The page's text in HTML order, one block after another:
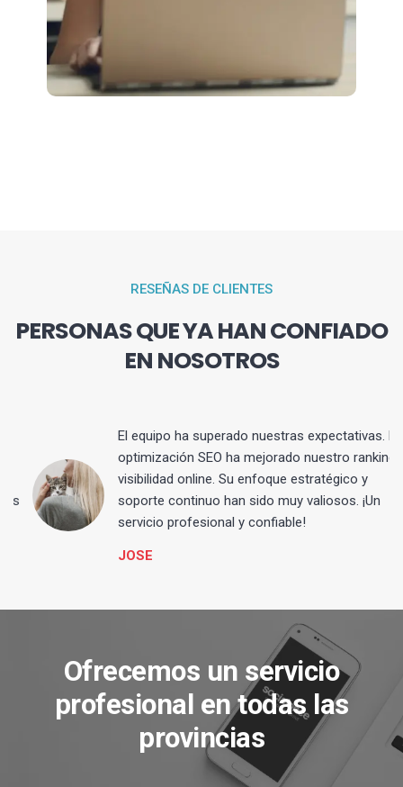
RESEÑAS DE CLIENTES
PERSONAS QUE YA HAN CONFIADO
EN NOSOTROS
El equipo ha superado nuestras expectativas. La
optimización SEO ha mejorado nuestro ranking y
visibilidad online. Su enfoque estratégico y
soporte continuo han sido muy valiosos. ¡Un
servicio profesional y confiable!
JOSE
Ofrecemos un servicio
profesional en todas las
provincias